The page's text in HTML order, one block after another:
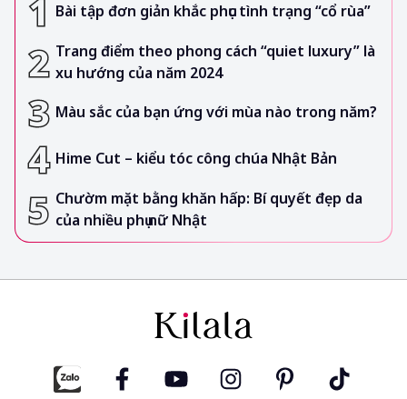
Bài tập đơn giản khắc phục tình trạng “cổ rùa”
Trang điểm theo phong cách “quiet luxury” là
xu hướng của năm 2024
Màu sắc của bạn ứng với mùa nào trong năm?
Hime Cut – kiểu tóc công chúa Nhật Bản
Chườm mặt bằng khăn hấp: Bí quyết đẹp da
của nhiều phụ nữ Nhật